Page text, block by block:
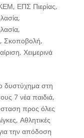
, ΕΠΣ Πιερίας,
,
,
, Σκοποβολή,
, Χειμερινά
δυστύχημα στη
7 νέα παιδιά,
προς όλες
Αθλητικές
την απόδοση